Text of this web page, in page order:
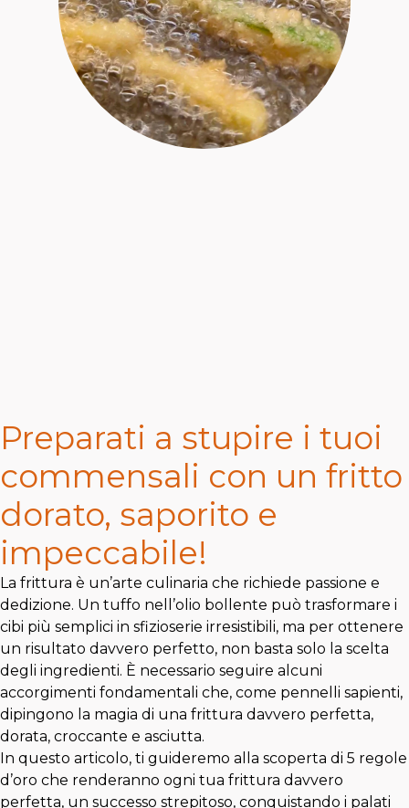
Preparati a stupire i tuoi
commensali con un fritto
dorato, saporito e
impeccabile!
La frittura è un’arte culinaria che richiede passione e
dedizione. Un tuffo nell’olio bollente può trasformare i
cibi più semplici in sfizioserie irresistibili, ma per ottenere
un risultato davvero perfetto, non basta solo la scelta
degli ingredienti. È necessario seguire alcuni
accorgimenti fondamentali che, come pennelli sapienti,
dipingono la magia di una frittura davvero perfetta,
dorata, croccante e asciutta.
In questo articolo, ti guideremo alla scoperta di 5 regole
d’oro che renderanno ogni tua frittura davvero
perfetta, un successo strepitoso, conquistando i palati